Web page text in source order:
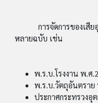
การจัดการของเสี
หลายฉบับ เช่น
พ.ร.บ.โรงงาน พ.ศ
พ.ร.บ.วัตถุอันตราย
ประกาศกระทรวงอุ